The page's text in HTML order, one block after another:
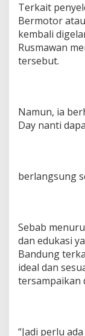
Terkait
Bermotor atau
kembali
Rusmawan
tersebut.
Namun, ia
Day nanti
berlangsung
Sebab
dan edukasi
Bandung
ideal dan
tersampaikan
“Jadi perlu